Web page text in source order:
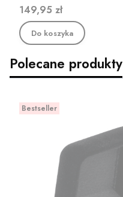
Cena
149,95 zł
Do koszyka
Polecane produkty
Bestseller